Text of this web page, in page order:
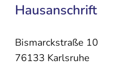
Hausanschrift
Bismarckstraße 10
76133 Karlsruhe